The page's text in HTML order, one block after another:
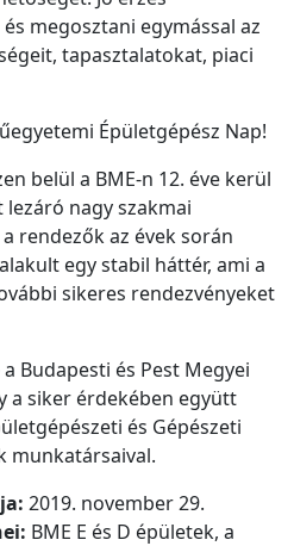
megosztani egymással az
tapasztalatokat, piaci
Épületgépész Nap!
belül a BME-n 12. éve kerül
nagy szakmai
rendezők az évek során
egy stabil háttér, ami a
sikeres rendezvényeket
Budapesti és Pest Megyei
a siker érdekében együtt
és Gépészeti
munkatársaival.
2019. november 29.
BME E és D épületek, a